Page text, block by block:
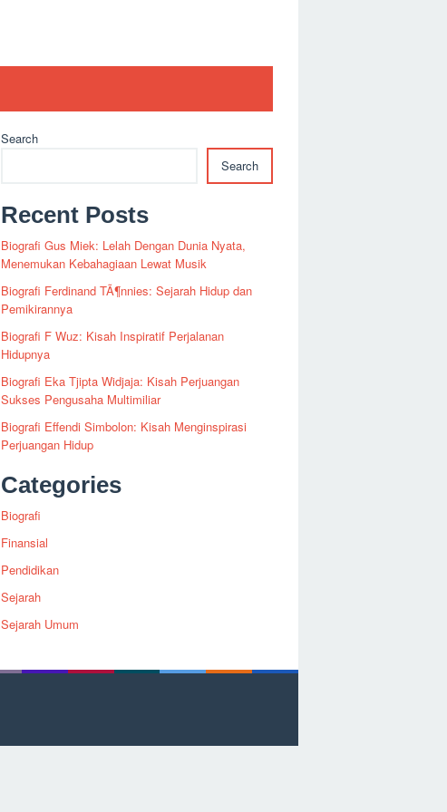
Search
Search
Recent Posts
Biografi Gus Miek: Lelah Dengan Dunia Nyata,
Menemukan Kebahagiaan Lewat Musik
Biografi Ferdinand TÃ¶nnies: Sejarah Hidup dan
Pemikirannya
Biografi F Wuz: Kisah Inspiratif Perjalanan
Hidupnya
Biografi Eka Tjipta Widjaja: Kisah Perjuangan
Sukses Pengusaha Multimiliar
Biografi Effendi Simbolon: Kisah Menginspirasi
Perjuangan Hidup
Categories
Biografi
Finansial
Pendidikan
Sejarah
Sejarah Umum